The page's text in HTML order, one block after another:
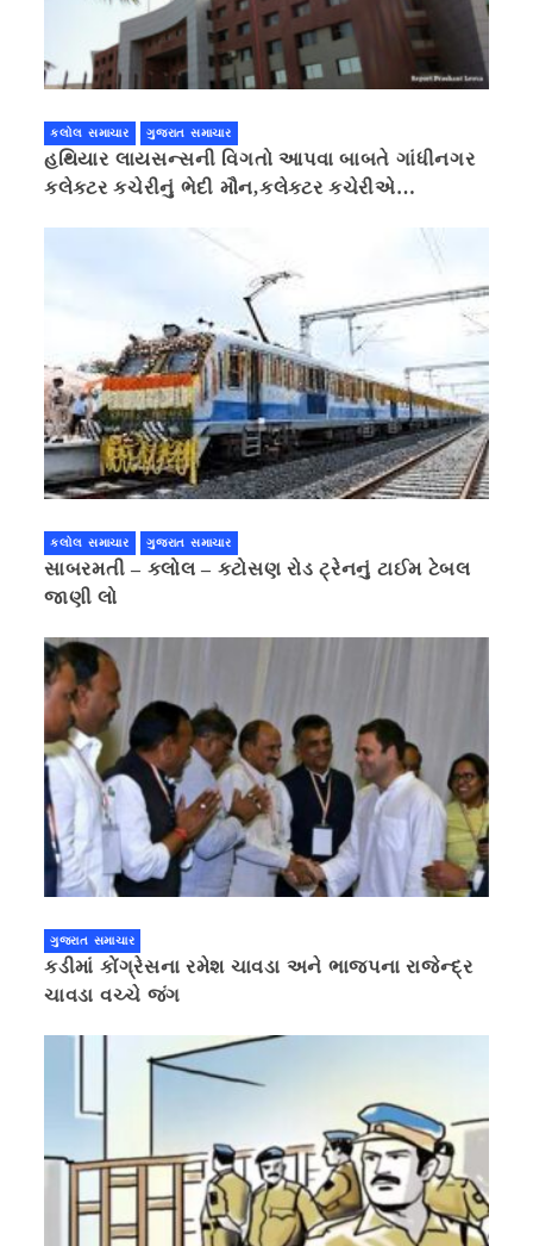
કલોલ સમાચાર ગુજરાત સમાચાર
હથિયાર લાયસન્સની વિગતો આપવા બાબતે ગાંધીનગર
કલેક્ટર કચેરીનું ભેદી મૌન,કલેક્ટર કચેરીએ
કલોલ સમાચાર ગુજરાત સમાચાર
સાબરમતી – કલોલ – કટોસણ રોડ ટ્રેનનું ટાઈમ ટેબલ
જાણી લો
ગુજરાત સમાચાર
કડીમાં કોંગ્રેસના રમેશ ચાવડા અને ભાજપના રાજેન્દ્ર
ચાવડા વચ્ચે જંગ